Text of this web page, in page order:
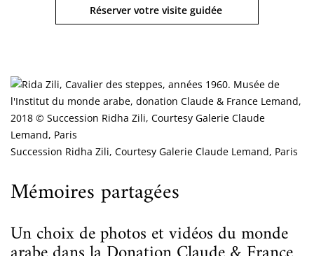
Réserver votre visite guidée
Succession Ridha Zili, Courtesy Galerie Claude Lemand, Paris
Mémoires partagées
Un choix de photos et vidéos du monde